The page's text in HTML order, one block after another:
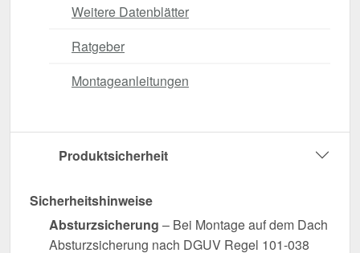
Weitere Datenblätter
Ratgeber
Montageanleitungen
Produktsicherheit
Sicherheitshinweise
Absturzsicherung – Bei Montage auf dem Dach
Absturzsicherung nach DGUV Regel 101-038